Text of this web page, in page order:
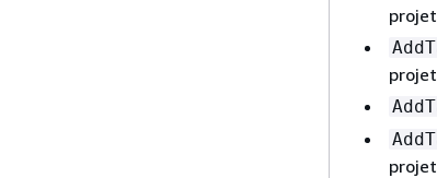
projet